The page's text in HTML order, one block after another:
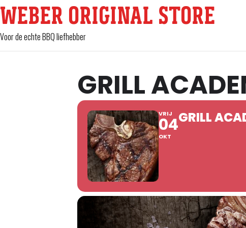
WEBER ORIGINAL STORE
Voor de echte BBQ liefhebber
GRILL
VRIJ
04
OKT
GRILL